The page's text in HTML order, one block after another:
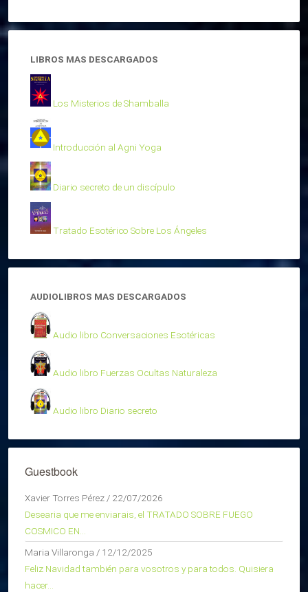
LIBROS MAS DESCARGADOS
Los Misterios de Shamballa
Introducción al Agni Yoga
Diario secreto de un discípulo
Tratado Esotérico Sobre Los Ángeles
AUDIOLIBROS MAS DESCARGADOS
Audio libro Conversaciones Esotéricas
Audio libro Fuerzas Ocultas Naturaleza
Audio libro Diario secreto
Guestbook
Xavier Torres Pérez / 22/07/2026
Desearia que me enviarais, el TRATADO SOBRE FUEGO
COSMICO EN...
Maria Villaronga / 12/12/2025
Feliz Navidad también para vosotros y para todos. Quisiera
hacer...